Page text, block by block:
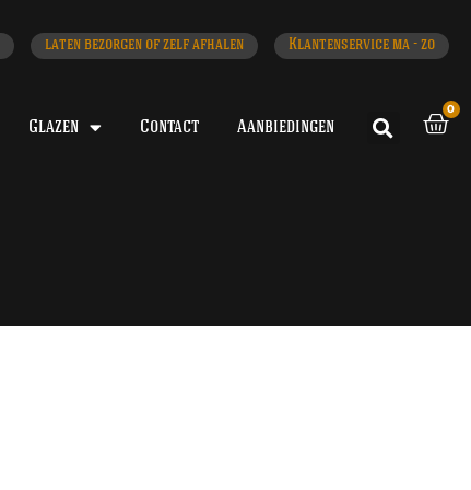
laten bezorgen of zelf afhalen Klantenservice ma - zo
Glazen Contact Aanbiedingen
0